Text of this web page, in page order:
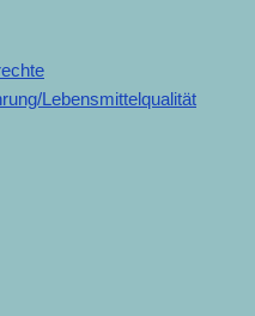
Lebensmittelqualität